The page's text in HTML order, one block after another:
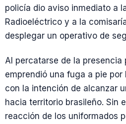
policía dio aviso inmediato a
Radioeléctrico y a la
desplegar un operativo de
Al percatarse de la presencia
emprendió una fuga a pie por
con la intención de alcanzar
hacia territorio brasileño. Sin
reacción de los uniformados